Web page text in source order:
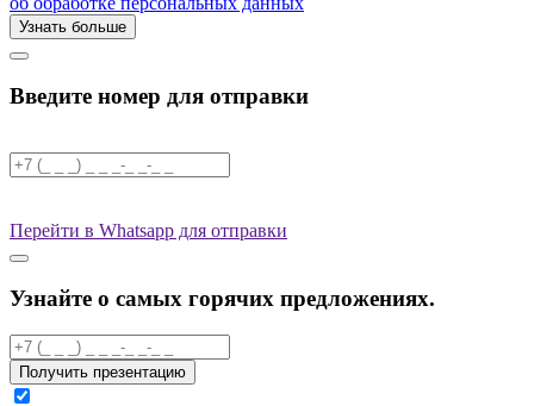
Узнать больше
Введите номер для отправки
Перейти в Whatsapp для отправки
Узнайте о самых горячих предложениях.
Получить презентацию